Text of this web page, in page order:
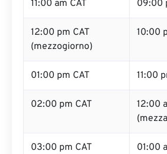
11:00 am CAT 09:00
12:00 pm CAT
(mezzogiorno)
10:00
01:00 pm CAT 11:00
02:00 pm CAT
12:00
03:00 pm CAT 01:00